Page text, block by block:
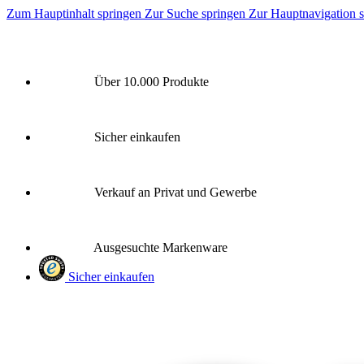
Zum Hauptinhalt springen Zur Suche springen Zur Hauptnavigation
Über 10.000 Produkte
Sicher einkaufen
Verkauf an Privat und Gewerbe
Ausgesuchte Markenware
Sicher einkaufen